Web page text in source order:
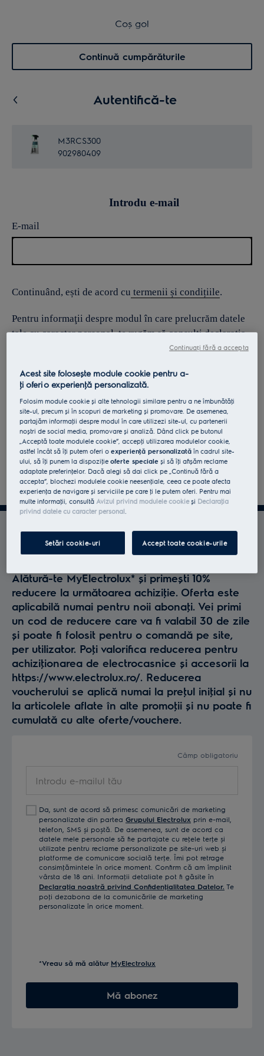
Menu 0
Coș de cumpărături
Coș gol
Continuă cumpărăturile
Autentifică-te
M3RCS300
902980409
Introdu e-mail
E-mail
Continuând, ești de acord cu termenii și condițiile.
Pentru informaţii despre modul în care prelucrăm datele
tale cu caracter personal, te rugăm să consulţi declaraţia
Profită la maxim de
Electrolux
Alătură-te MyElectrolux* și primești 10%
reducere la următoarea achiziţie. Oferta este
aplicabilă numai pentru noii abonaţi. Vei primi
un cod de reducere care va fi valabil 30 de zile
și poate fi folosit pentru o comandă pe site,
per utilizator. Poţi valorifica reducerea pentru
achiziţionarea de electrocasnice și accesorii la
https://www.electrolux.ro/. Reducerea
voucherului se aplică numai la preţul iniţial și nu
la articolele aflate în alte promoţii și nu poate fi
cumulată cu alte oferte/vouchere.
Câmp obligatoriu
Da, sunt de acord să primesc comunicări de marketing
personalizate din partea Grupului Electrolux prin e-mail,
telefon, SMS și poștă. De asemenea, sunt de acord ca
datele mele personale să fie partajate cu reţele terţe și
utilizate pentru reclame personalizate pe site-uri web și
platforme de comunicare socială terţe. Îmi pot retrage
consimţămintele în orice moment. Confirm că am împlinit
vârsta de 18 ani. Informaţii detaliate pot fi găsite în
Declaraţia noastră privind Confidenţialitatea Datelor. Te
poţi dezabona de la comunicările de marketing
personalizate în orice moment.
*Vreau să mă alătur MyElectrolux
Mă abonez
Acest site folosește module cookie pentru a-
ţi oferi o experienţă personalizată.
Folosim module cookie și alte tehnologii similare pentru a ne îmbunătăţi
site-ul, precum și în scopuri de marketing și promovare. De asemenea,
partajăm informaţii despre modul în care utilizezi site-ul, cu partenerii
noștri de social media, promovare și analiză. Dând click pe butonul
„Acceptă toate modulele cookie”, accepţi utilizarea modulelor cookie,
astfel încât să îţi putem oferi oexperienţă personalizată în cadrul site-
ului, să îţi punem la dispoziţieoferte speciale și să îţi afișăm reclame
adaptate preferinţelor. Dacă alegi să dai click pe „Continuă fără a
accepta”, blochezi modulele cookie neesenţiale, ceea ce poate afecta
experienţa de navigare și serviciile pe care ţi le putem oferi. Pentru mai
multe informaţii, consultă Avizul privind modulele cookieși Declaraţia
privind datele cu caracter personal.
Setări cookie-uri Accept toate cookie-urile
Continuați fără a accepta